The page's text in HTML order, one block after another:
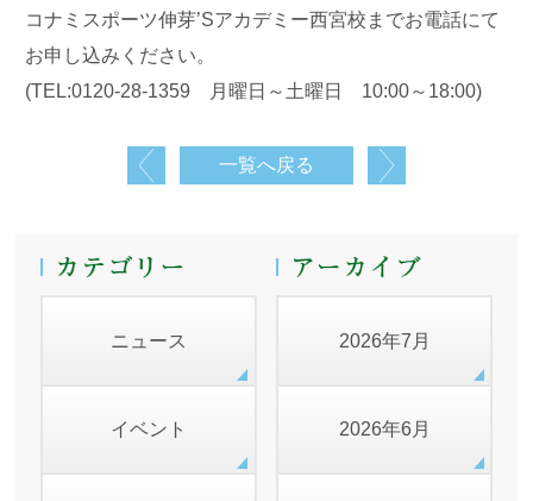
コナミスポーツ伸芽’Sアカデミー西宮校までお電話にて
お申し込みください。
(TEL:0120-28-1359 月曜日～土曜日 10:00～18:00)
一覧へ戻る
ニュース
イベント
2026年7月
2026年6月